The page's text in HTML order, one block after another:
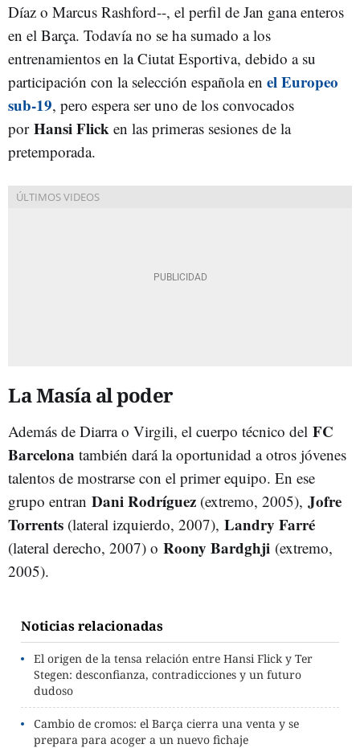
Díaz o Marcus Rashford--, el perfil de Jan gana enteros
en el Barça. Todavía no se ha sumado a los
entrenamientos en la Ciutat Esportiva, debido a su
participación con la selección española en el Europeo
sub-19, pero espera ser uno de los convocados
por Hansi Flick en las primeras sesiones de la
pretemporada.
La Masía al poder
Además de Diarra o Virgili, el cuerpo técnico del FC
Barcelona también dará la oportunidad a otros jóvenes
talentos de mostrarse con el primer equipo. En ese
grupo entran Dani Rodríguez (extremo, 2005), Jofre
Torrents (lateral izquierdo, 2007), Landry Farré
(lateral derecho, 2007) o Roony Bardghji (extremo,
2005).
Noticias relacionadas
El origen de la tensa relación entre Hansi Flick y Ter
Stegen: desconfianza, contradicciones y un futuro
dudoso
Cambio de cromos: el Barça cierra una venta y se
prepara para acoger a un nuevo fichaje